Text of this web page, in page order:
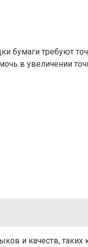
бумаги требуют
в увеличении
и качеств,